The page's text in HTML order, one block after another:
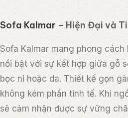
Sofa Kalmar – Hiện Đại và
Sofa Kalmar mang phong cách
nổi bật với sự kết hợp giữa gỗ
bọc nỉ hoặc da. Thiết kế gọn
không kém phần tinh tế. Khi
sẽ cảm nhận được sự vững